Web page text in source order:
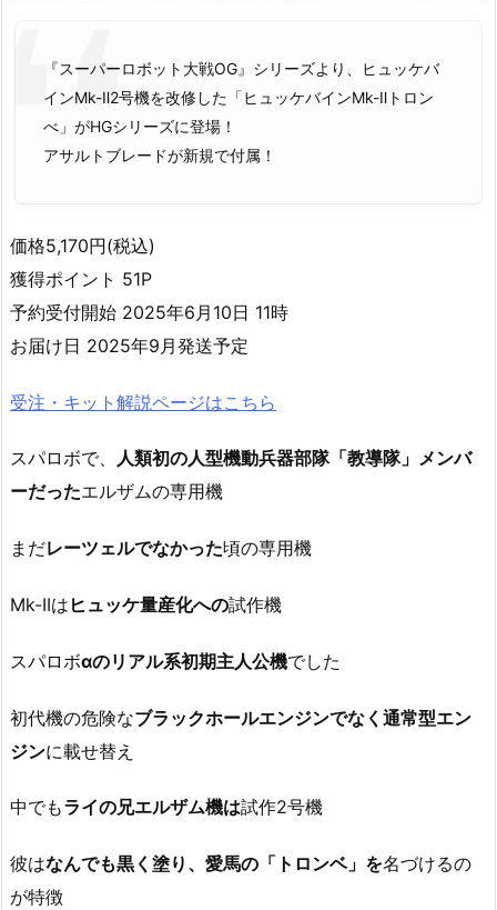
『スーパーロボット大戦OG』シリーズより、ヒュッケバ
インMk-Ⅱ2号機を改修した「ヒュッケバインMk-Ⅱトロン
べ」がHGシリーズに登場！
アサルトブレードが新規で付属！
価格5,170円(税込)
獲得ポイント 51P
予約受付開始 2025年6月10日 11時
お届け日 2025年9月発送予定
受注・キット解説ページはこちら
スパロボで、 人類初の人型機動兵器部隊「教導隊」メンバ
ーだったエルザムの専用機
まだレーツェルでなかった頃の専用機
Mk-IIは ヒュッケ量産化への試作機
スパロボαのリアル系初期主人公機でした
初代機の危険なブラックホールエンジンでなく通常型エン
ジンに載せ替え
中でもライの兄エルザム機は試作2号機
彼はなんでも黒く塗り、愛馬の「トロンベ」を名づけるの
が特徴